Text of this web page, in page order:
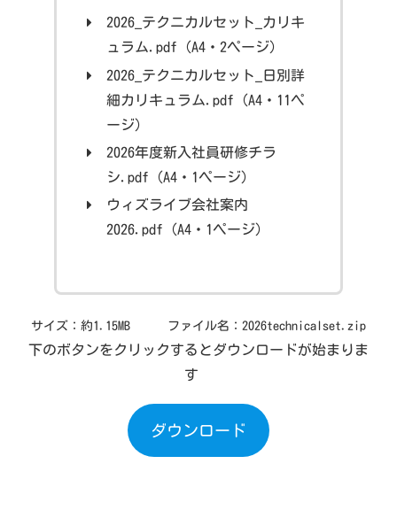
2026_テクニカルセット_カリキ
ュラム.pdf（A4・2ページ）
2026_テクニカルセット_日別詳
細カリキュラム.pdf（A4・11ペ
ージ）
2026年度新入社員研修チラ
シ.pdf（A4・1ページ）
ウィズライブ会社案内
2026.pdf（A4・1ページ）
サイズ：約1.15MB ファイル名：2026technicalset.zip
下のボタンをクリックするとダウンロードが始まりま
す
ダウンロード